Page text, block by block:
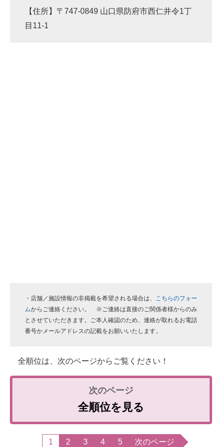
【住所】〒747-0849 山口県防府市西仁井令1丁
目11-1
・店舗／施設情報の非掲載を希望される場合は、 こちらのフォー
ムからご連絡ください。 ※ご連絡は直接のご関係者様からのみ
とさせていただきます。ご本人確認のため、連絡が取れるお電話
番号かメールアドレスの記載をお願いいたします。
全順位は、次のページからご覧ください！
全順位を見る
1 2 3 4 5 次のページ